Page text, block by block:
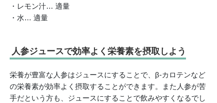
・レモン汁… 適量
・水… 適量
人参ジュースで効率よく栄養素を摂取しよう
栄養が豊富な人参はジュースにすることで、β-カロテンなど
の栄養素が効率よく摂取することができます。また人参が苦
手だという方も、ジュースにすることで飲みやすくなるでし